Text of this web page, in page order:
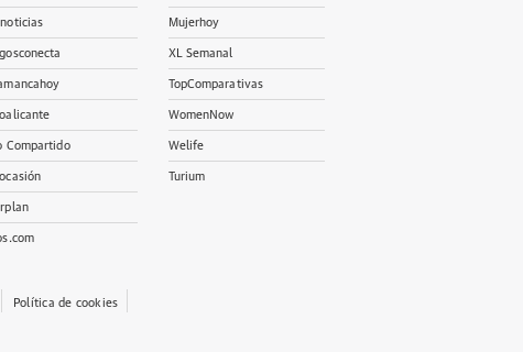
Compartido
Mujerhoy
XL Semanal
TopComparativas
WomenNow
Welife
Turium
Política de cookies